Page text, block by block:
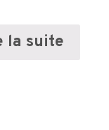
la suite